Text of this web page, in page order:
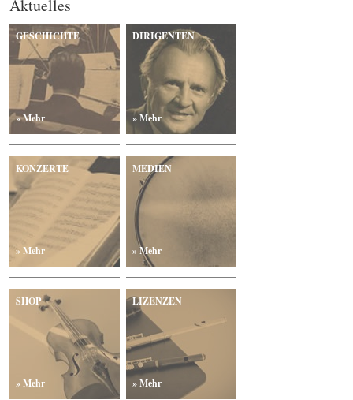
Aktuelles
GESCHICHTE
» Mehr
DIRIGENTEN
» Mehr
KONZERTE
» Mehr
MEDIEN
» Mehr
SHOP
» Mehr
LIZENZEN
» Mehr